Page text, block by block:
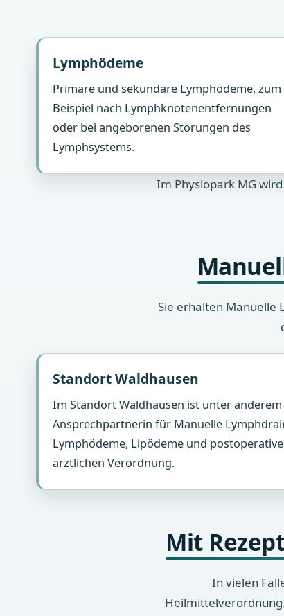
Lymphödeme
Primäre und sekundäre Lymphödeme, zum
Beispiel nach Lymphknotenentfernungen
oder bei angeborenen Störungen des
Lymphsystems.
Im Physiopark MG
Sie erhalten Manuelle
Standort Waldhausen
Im Standort Waldhausen ist unter anderem
Ansprechpartnerin für Manuelle
Lymphödeme, Lipödeme und
ärztlichen Verordnung.
Mit
In vielen